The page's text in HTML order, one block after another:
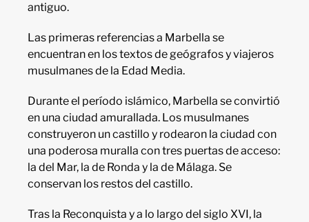
antiguo.
Las primeras referencias a Marbella se
encuentran en los textos de geógrafos y viajeros
musulmanes de la Edad Media.
Durante el período islámico, Marbella se convirtió
en una ciudad amurallada. Los musulmanes
construyeron un castillo y rodearon la ciudad con
una poderosa muralla con tres puertas de acceso:
la del Mar, la de Ronda y la de Málaga. Se
conservan los restos del castillo.
Tras la Reconquista y a lo largo del siglo XVI, la